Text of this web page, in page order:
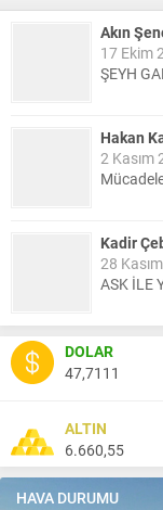
Akın
17 Ekim
ŞEYH
Hakan
2 Kasım
Kadir
28
ASK İLE
Nail
10 Mart
HAYDİ
Salih
5 Kasım
DOLAR
47,7111
ALTIN
6.660,55
HAVA DURUMU